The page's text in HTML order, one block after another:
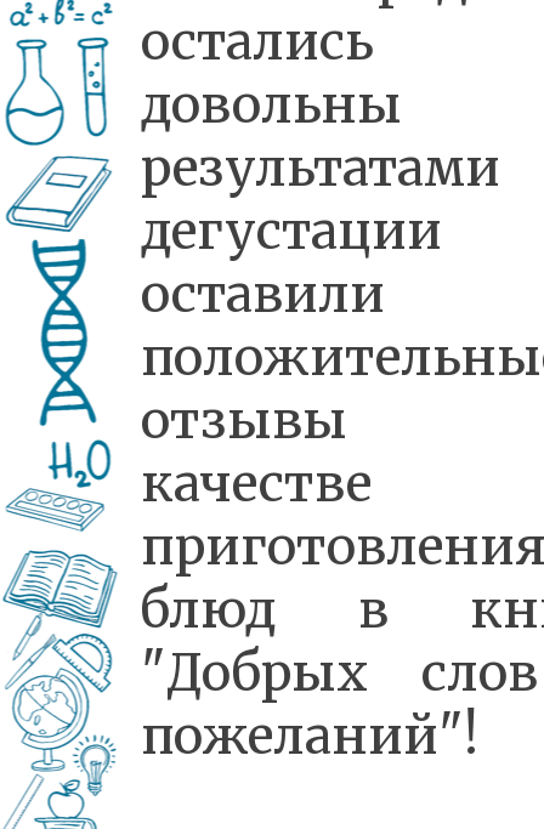
остались
довольны
результатами
оставили
отзывы
качестве
блюд в
"Добрых
пожеланий"!